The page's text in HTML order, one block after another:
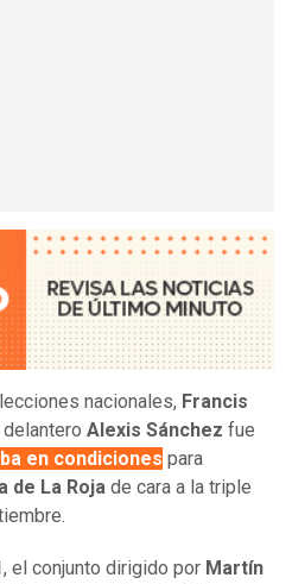
nacionales, Francis
Alexis Sánchez fue
en condiciones para
de La Roja de cara a la triple
, el conjunto dirigido por Martín